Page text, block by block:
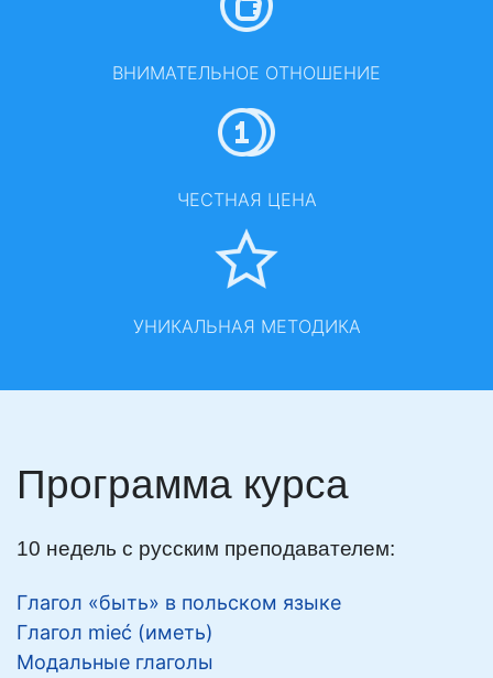
ВНИМАТЕЛЬНОЕ ОТНОШЕНИЕ
ЧЕСТНАЯ ЦЕНА
УНИКАЛЬНАЯ МЕТОДИКА
Программа курса
10 недель с русским преподавателем:
Глагол «быть» в польском языке
Глагол mieć (иметь)
Модальные глаголы